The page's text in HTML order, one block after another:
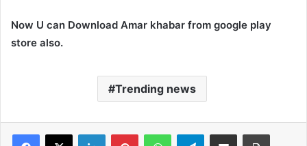
Now U can Download Amar khabar from google play
store also.
Trending news
Facebook
X LinkedInPinterestWhatsAppTelegramShare via Email Print